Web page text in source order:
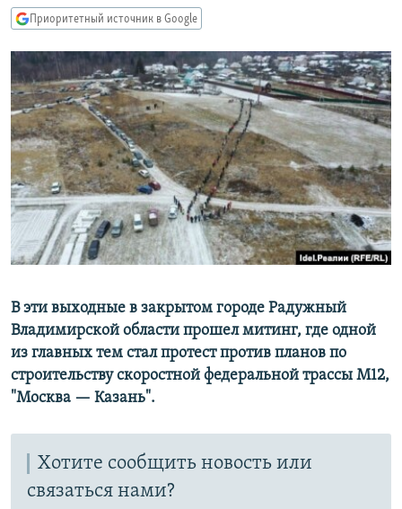
Вернутся
поиску
КАВКАЗ.РЕАЛИИ
СЕВЕР.РЕАЛИИ
СИБИРЬ.РЕАЛИИ
РАСПИСАНИЕ ВЕЩАНИЯ
ПОДПИШИТЕСЬ НА РАССЫЛКУ
СОЦИАЛЬНЫЕ СЕТИ
Все сайты РСЕ/РС
Приоритетный источник в Google
В эти выходные в закрытом городе Радужный
Владимирской области прошел митинг, где одной
из главных тем стал протест против планов по
строительству скоростной федеральной трассы М12,
"Москва — Казань".
Хотите сообщить новость или
связаться нами?